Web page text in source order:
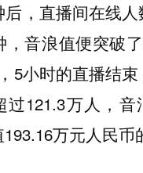
，直播间在线人
，音浪值便突破
5小时的直播结
过121.3万人，音
万元人民币